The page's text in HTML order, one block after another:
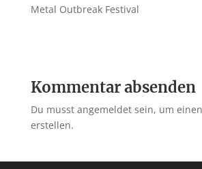
Metal Outbreak Festival
Kommentar absenden
Du musst angemeldet sein, um
erstellen.